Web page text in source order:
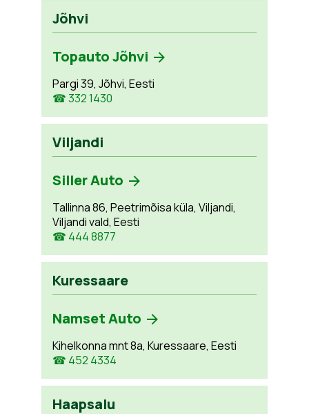
Jõhvi
Topauto Jõhvi
Pargi 39, Jõhvi, Eesti
☎ 332 1430
Viljandi
Siller Auto
Tallinna 86, Peetrimõisa küla, Viljandi,
Viljandi vald, Eesti
☎ 444 8877
Kuressaare
Namset Auto
Kihelkonna mnt 8a, Kuressaare, Eesti
☎ 452 4334
Haapsalu